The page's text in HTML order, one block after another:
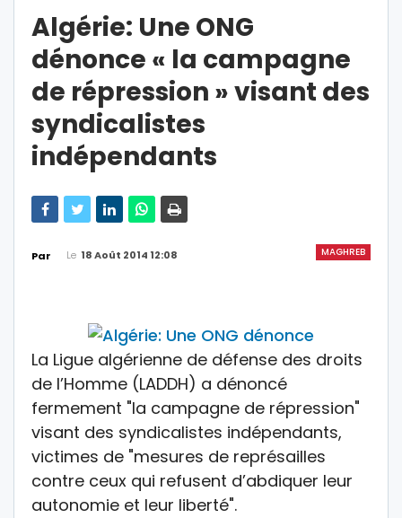
Algérie: Une ONG
dénonce « la campagne
de répression » visant des
syndicalistes
indépendants
MAGHREB
Par Le 18 Août 2014 12:08
La Ligue algérienne de défense des droits
de l’Homme (LADDH) a dénoncé
fermement "la campagne de répression"
visant des syndicalistes indépendants,
victimes de "mesures de représailles
contre ceux qui refusent d’abdiquer leur
autonomie et leur liberté".